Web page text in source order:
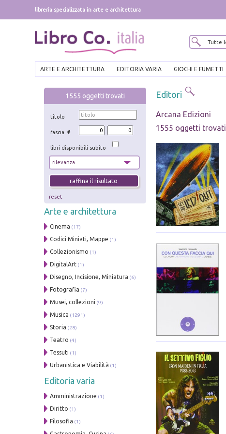
libreria specializzata in arte e architettura
ARTE E ARCHITETTURA EDITORIA VARIA GIOCHI E FUMETTI
1555 oggetti trovati
titolo
fascia €
libri disponibili subito
reset
Arte e architettura
Cinema (17)
Codici Miniati, Mappe (1)
Collezionismo (1)
DigitalArt (1)
Disegno, Incisione, Miniatura (6)
Fotografia (7)
Musei, collezioni (9)
Musica (1291)
Storia (28)
Teatro (4)
Tessuti (1)
Urbanistica e Viabilità (1)
Editoria varia
Amministrazione (1)
Diritto (1)
Filosofia (1)
Editori
Arcana Edizioni
1555 oggetti trovati